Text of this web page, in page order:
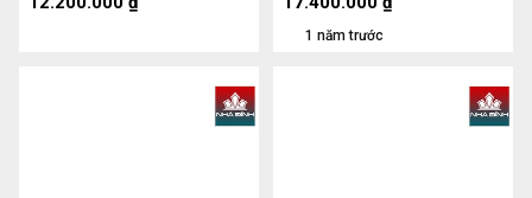
1 năm trước